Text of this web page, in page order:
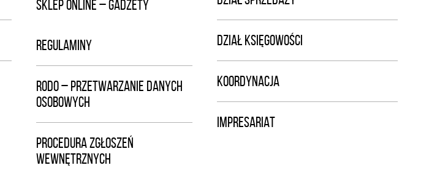
SKLEP ONLINE – GADŻETY
REGULAMINY
RODO – PRZETWARZANIE DANYCH
OSOBOWYCH
PROCEDURA ZGŁOSZEŃ
WEWNĘTRZNYCH
DZIAŁ KSIĘGOWOŚCI
KOORDYNACJA
IMPRESARIAT